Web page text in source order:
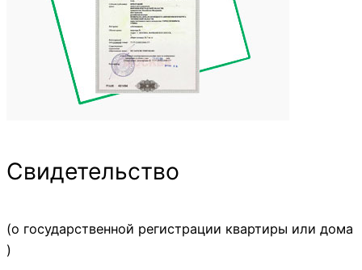
Свидетельство
(о государственной регистрации квартиры или дома
)